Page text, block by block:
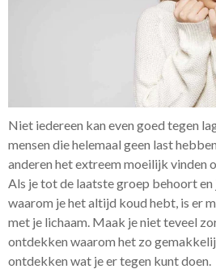
Niet iedereen kan even goed tegen
mensen die helemaal geen last
anderen het extreem moeilijk vinden
Als je tot de laatste groep behoort
waarom je het altijd koud hebt, is er
met je lichaam. Maak je niet teveel
ontdekken waarom het zo
ontdekken wat je er tegen kunt doen.